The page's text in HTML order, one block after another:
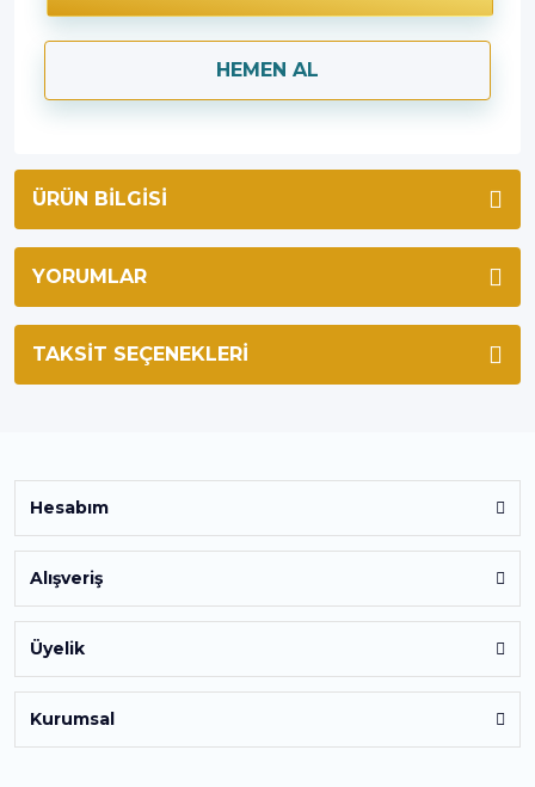
HEMEN AL
ÜRÜN BILGISI
YORUMLAR
TAKSIT SEÇENEKLERI
Hesabım
Alışveriş
Üyelik
Kurumsal